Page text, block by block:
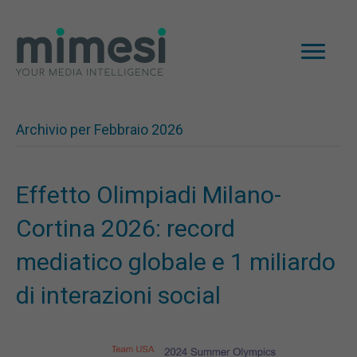
Archivio per Febbraio 2026
Effetto Olimpiadi Milano-
Cortina 2026: record
mediatico globale e 1 miliardo
di interazioni social